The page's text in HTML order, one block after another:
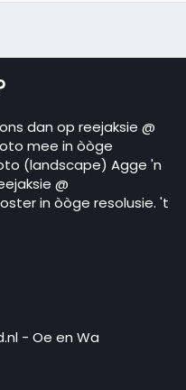
dan op reejaksie @
mee in òòge
(landscape) Agge 'n
@
in òòge resolusie. 't
- Oe en Wa